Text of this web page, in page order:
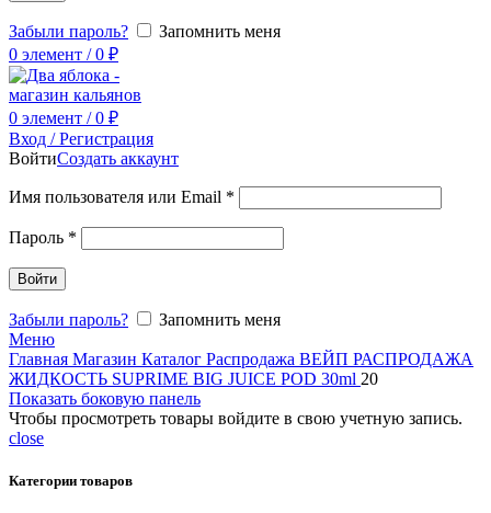
Забыли пароль?
Запомнить меня
0 элемент / 0 ₽
0 элемент / 0 ₽
Вход / Регистрация
ВойтиСоздать аккаунт
Имя пользователя или Email *
Пароль *
Войти
Забыли пароль?
Запомнить меня
Меню
Главная Магазин Каталог Распродажа ВЕЙП РАСПРОДАЖА
ЖИДКОСТЬ SUPRIME BIG JUICE POD 30ml 20
Показать боковую панель
Чтобы просмотреть товары войдите в свою учетную запись.
close
Категории товаров